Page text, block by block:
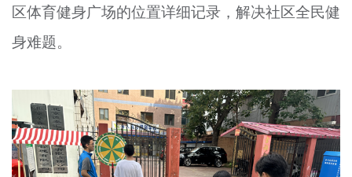
区体育健身广场的位置详细记录，解决社区全民健
身难题。